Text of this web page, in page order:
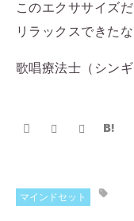
このエクササイズ
リラックスできた
歌唱療法士（シン
マインドセット